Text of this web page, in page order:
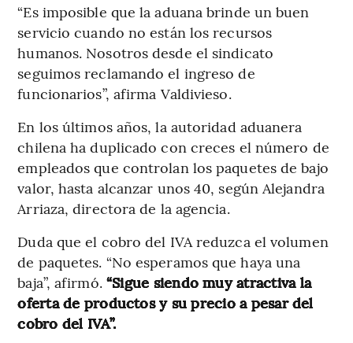
“Es imposible que la aduana brinde un buen
servicio cuando no están los recursos
humanos. Nosotros desde el sindicato
seguimos reclamando el ingreso de
funcionarios”, afirma Valdivieso.
En los últimos años, la autoridad aduanera
chilena ha duplicado con creces el número de
empleados que controlan los paquetes de bajo
valor, hasta alcanzar unos 40, según Alejandra
Arriaza, directora de la agencia.
Duda que el cobro del IVA reduzca el volumen
de paquetes. “No esperamos que haya una
baja”, afirmó. “Sigue siendo muy atractiva la
oferta de productos y su precio a pesar del
cobro del IVA”.